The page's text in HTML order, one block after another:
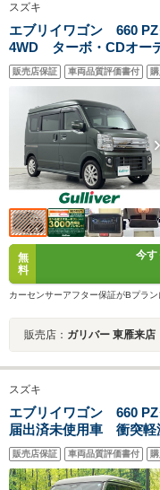
スズキ
エブリイワゴン 660
4WD ターボ・CDオー
ュアルカメラブレーキ
ト・両側パワースライ
ト・スマートキー
販売店保証 車両品質評価書付
無
料
今す
カーセンサーアフター保証がBプラ
販売店： ガリバー 東雁来店
スズキ
エブリイワゴン 660
届出済未使用車 衝突
ークルーズ シートヒ
ランスソナー LEDヘ
ム オートライト オー
販売店保証 車両品質評価書付